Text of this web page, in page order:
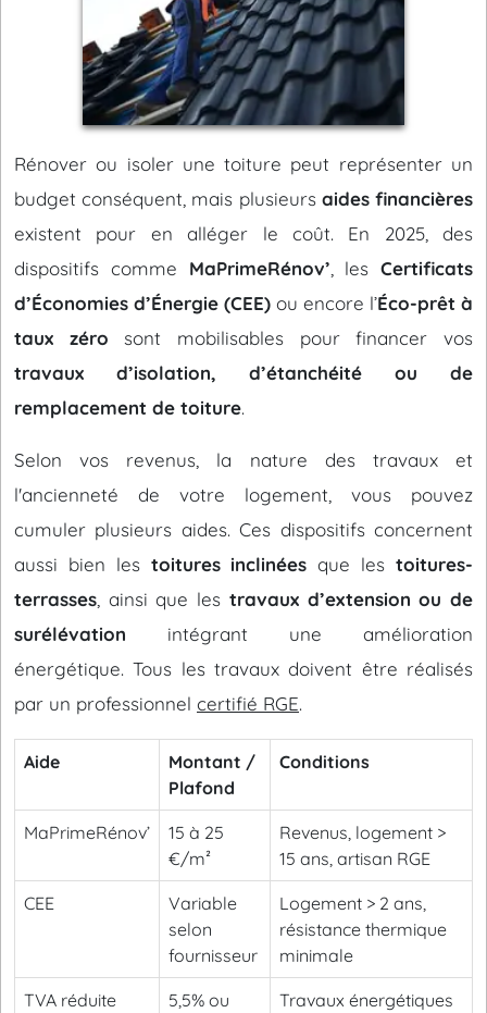
Rénover ou isoler une toiture peut représenter un
budget conséquent, mais plusieurs aides financières
existent pour en alléger le coût. En 2025, des
dispositifs comme MaPrimeRénov’ , les Certificats
d’Économies d’Énergie (CEE) ou encore l’Éco-prêt à
taux zéro sont mobilisables pour financer vos
travaux d’isolation, d’étanchéité ou de
remplacement de toiture.
Selon vos revenus, la nature des travaux et
l'ancienneté de votre logement, vous pouvez
cumuler plusieurs aides. Ces dispositifs concernent
aussi bien les toitures inclinées que lestoitures-
terrasses , ainsi que les travaux d’extension ou de
surélévation intégrant une amélioration
énergétique. Tous les travaux doivent être réalisés
par un professionnel certifié RGE.
Aide
Montant /
Plafond
Conditions
MaPrimeRénov’
15 à 25
€/m²
Revenus, logement >
15 ans, artisan RGE
CEE
Variable
selon
fournisseur
Logement > 2 ans,
résistance thermique
minimale
TVA réduite
5,5% ou
Travaux énergétiques